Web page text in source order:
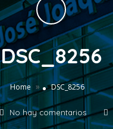
DSC_8256
Home » DSC_8256
No hay comentarios